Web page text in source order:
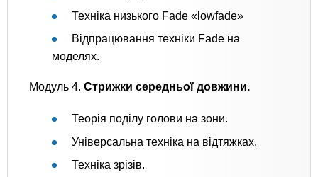
Техніка низького Fade «lowfade»
Відпрацювання техніки Fade на
моделях.
Модуль 4. Стрижки середньої довжини.
Теорія поділу голови на зони.
Універсальна техніка на відтяжках.
Техніка зрізів.